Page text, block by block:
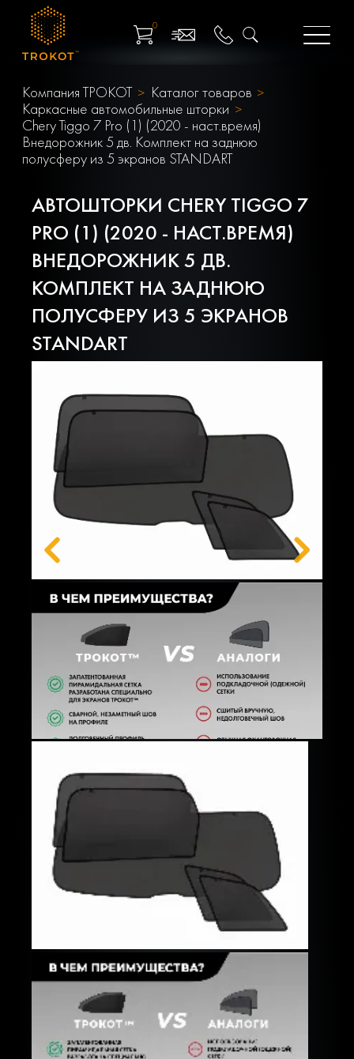
0
Компания ТРОКОТ
Каталог товаров
Каркасные автомобильные шторки
Chery Tiggo 7 Pro (1) (2020 - наст.время)
Внедорожник 5 дв. Комплект на заднюю
полусферу из 5 экранов STANDART
АВТОШТОРКИ CHERY TIGGO 7
PRO (1) (2020 - НАСТ.ВРЕМЯ)
ВНЕДОРОЖНИК 5 ДВ.
КОМПЛЕКТ НА ЗАДНЮЮ
ПОЛУСФЕРУ ИЗ 5 ЭКРАНОВ
STANDART